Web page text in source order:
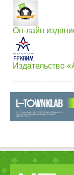
Он-лайн
Издательство